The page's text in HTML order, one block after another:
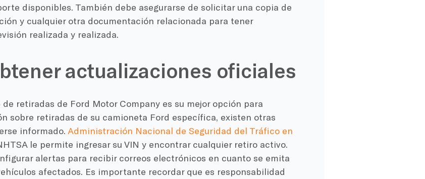
disponibles. También debe asegurarse de solicitar una copia de
y cualquier otra documentación relacionada para tener
realizada y realizada.
actualizaciones oficiales
retiradas de Ford Motor Company es su mejor opción para
sobre retiradas de su camioneta Ford específica, existen otras
informado. Administración Nacional de Seguridad del Tráfico en
le permite ingresar su VIN y encontrar cualquier retiro activo.
alertas para recibir correos electrónicos en cuanto se emita
afectados. Es importante recordar que es responsabilidad